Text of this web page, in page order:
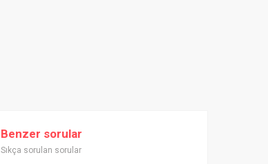
Benzer sorular
Sıkça sorulan sorular